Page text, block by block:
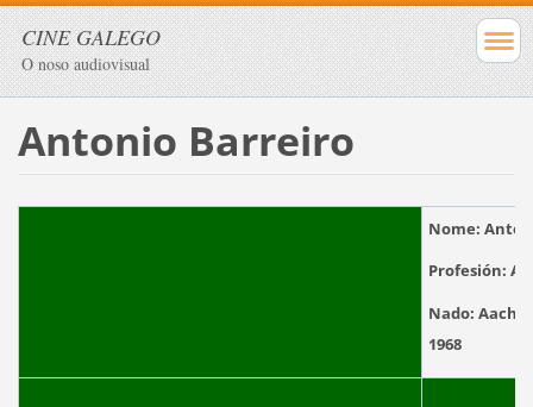
CINE GALEGO
O noso audiovisual
Antonio Barreiro
Nome:
Profesión:
Nado: